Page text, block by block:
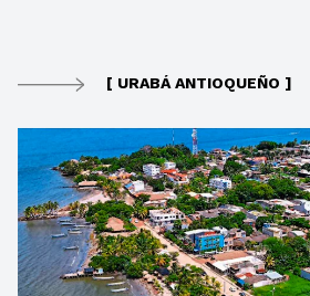
[ URABÁ ANTIOQUEÑO ]